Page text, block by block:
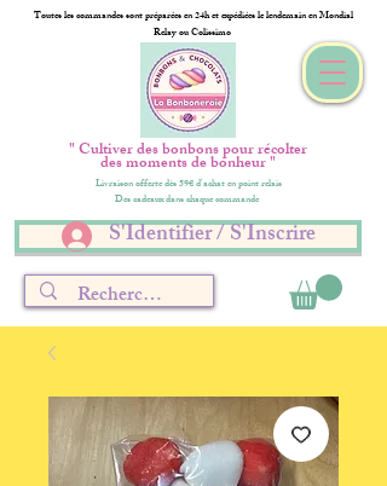
Toutes les commandes sont préparées en 24h et expédiées le lendemain en Mondial
Relay ou Colissimo
" Cultiver des bonbons pour récolter
des moments de bonheur "
Livraison offerte dès 59€ d'achat en point relais
Des cadeaux dans chaque commande
S'Identifier / S'Inscrire